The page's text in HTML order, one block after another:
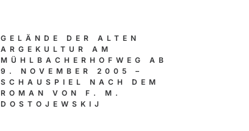
GELÄNDE DER ALTEN
ARGEKULTUR AM
MÜHLBACHERHOFWEG AB
9. NOVEMBER 2005 –
SCHAUSPIEL NACH DEM
ROMAN VON F. M.
DOSTOJEWSKIJ